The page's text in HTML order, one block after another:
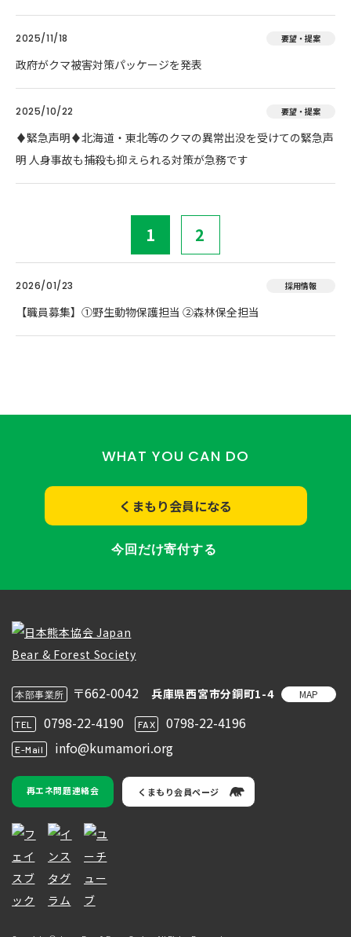
2025/11/18 要望・提案
政府がクマ被害対策パッケージを発表
2025/10/22 要望・提案
♦️緊急声明♦️北海道・東北等のクマの異常出没を受けての緊急声
明 人身事故も捕殺も抑えられる対策が急務です
1 2
2026/01/23 採用情報
【職員募集】①野生動物保護担当 ②森林保全担当
WHAT YOU CAN DO
くまもり会員になる
今回だけ寄付する
本部事業所 〒662-0042 兵庫県西宮市分銅町1-4 MAP
TEL 0798-22-4190 FAX 0798-22-4196
E-Mail info@kumamori.org
再エネ問題連絡会 くまもり会員ページ